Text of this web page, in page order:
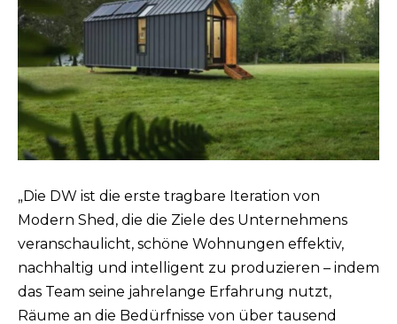
„Die DW ist die erste tragbare Iteration von
Modern Shed, die die Ziele des Unternehmens
veranschaulicht, schöne Wohnungen effektiv,
nachhaltig und intelligent zu produzieren – indem
das Team seine jahrelange Erfahrung nutzt,
Räume an die Bedürfnisse von über tausend